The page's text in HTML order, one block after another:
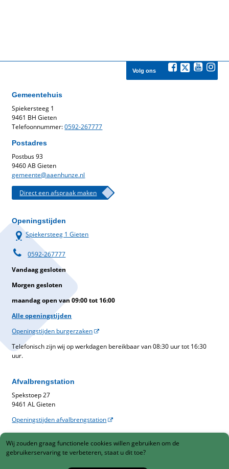
Wij zouden graag functionele cookies willen gebruiken om de
gebruikerservaring te verbeteren, staat u dit toe?
Volg ons
Gemeentehuis
Spiekersteeg 1
9461 BH Gieten
Telefoonnummer:0592-267777
Postadres
Postbus 93
9460 AB Gieten
gemeente@aaenhunze.nl
Direct een afspraak maken
Openingstijden
Spiekersteeg 1 Gieten
0592-267777
Vandaag gesloten
Morgen gesloten
maandag open van 09:00 tot 16:00
Alle openingstijden
Openingstijden burgerzaken
Telefonisch zijn wij op werkdagen bereikbaar van 08:30 uur tot 16:30
uur.
Afvalbrengstation
Spekstoep 27
9461 AL Gieten
Openingstijden afvalbrengstation
Gemeentelijke belastingen